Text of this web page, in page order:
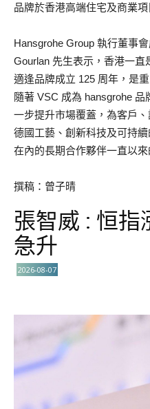
品牌於香港高端住宅及商業項
Hansgrohe Group 執行董事
Gourlan 先生表示，香港一
適逢品牌成立 125 周年，是
隨著 VSC 成為 hansgrohe
一步提升市場覆蓋，為客戶
德國工藝、創新科技及可持
在內的長期合作夥伴一直以來
撰稿：曾子晴
張智威 : 恒指
急升
2026-08-07